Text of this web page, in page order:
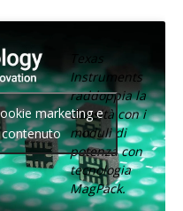
Texas
Instruments
raddoppia la
densità con i
moduli di
potenza con
tecnologia
MagPack.
marketing e